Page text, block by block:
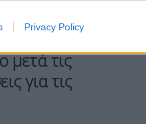
Privacy Policy
μετά τις
για τις